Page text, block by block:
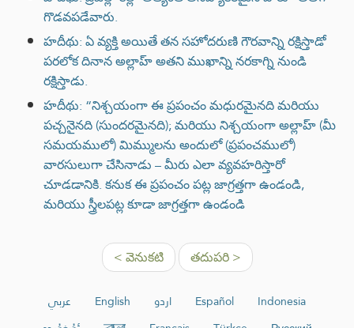
గొడవపడేవారు.
హదీథు: ఏ వ్యక్తి అయితే తన సహోదరుణి గౌరవాన్ని రక్షిస్తాడో
పరలోక దినాన అల్లాహ్ అతని ముఖాన్ని నరకాగ్ని నుండి
రక్షిస్తాడు.
హదీథు: “నిశ్చయంగా ఈ ప్రపంచం మధురమైనది మరియు
పచ్చనైనది (సుందరమైనది); మరియు నిశ్చయంగా అల్లాహ్ (మీ
సమయములో) మిమ్ములను అందులో (ప్రపంచములో)
వారసులుగా చేసినాడు – మీరు ఎలా వ్యవహరిస్తారో
చూడడానికి. కనుక ఈ ప్రపంచం పట్ల జాగ్రత్తగా ఉండండి,
మరియు స్త్రీలపట్ల కూడా జాగ్రత్తగా ఉండండి
< వెనుకటి తదుపరి >
عربي English اردو Español
Indonesia